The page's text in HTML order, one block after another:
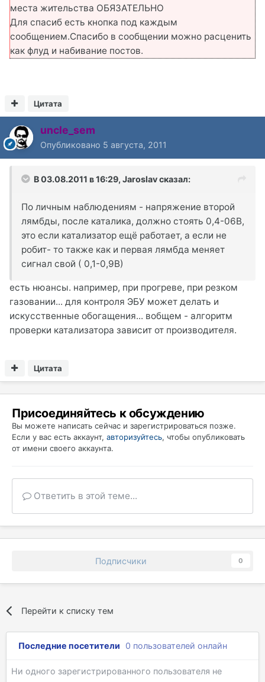
места жительства ОБЯЗАТЕЛЬНО
Для спасиб есть кнопка под каждым
сообщением.Спасибо в сообщении можно расценить
как флуд и набивание постов.
Цитата
uncle_sem
Опубликовано 5 августа, 2011
В 03.08.2011 в 16:29, Jaroslav сказал:
По личным наблюдениям - напряжение второй
лямбды, после каталика, должно стоять 0,4-06В,
это если катализатор ещё работает, а если не
робит- то также как и первая лямбда меняет
сигнал свой ( 0,1-0,9В)
есть нюансы. например, при прогреве, при резком
газовании... для контроля ЭБУ может делать и
искусственные обогащения... вобщем - алгоритм
проверки катализатора зависит от производителя.
Цитата
Присоединяйтесь к обсуждению
Вы можете написать сейчас и зарегистрироваться позже.
Если у вас есть аккаунт, авторизуйтесь, чтобы опубликовать
от имени своего аккаунта.
Ответить в этой теме...
Подписчики 0
Перейти к списку тем
Последние посетители 0 пользователей онлайн
Ни одного зарегистрированного пользователя не